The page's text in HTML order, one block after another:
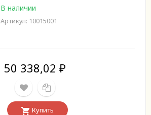
В наличии
Артикул: 10015001
50 338,02 ₽
Купить